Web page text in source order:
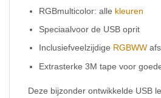
RGBmulticolor: alle kleuren
Speciaalvoor de USB oprit
Inclusiefveelzijdige RGBWW
Extrasterke 3M tape voor
Deze bijzonder ontwikkelde USB